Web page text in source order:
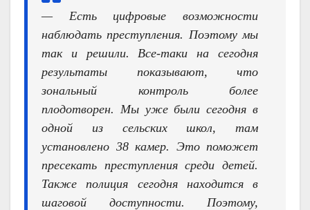
— Есть цифровые возможности
наблюдать преступления. Поэтому мы
так и решили. Все-таки на сегодня
результаты показывают, что
зональный контроль более
плодотворен. Мы уже были сегодня в
одной из сельских школ, там
установлено 38 камер. Это поможет
пресекать преступления среди детей.
Также полиция сегодня находится в
шаговой доступности. Поэтому,